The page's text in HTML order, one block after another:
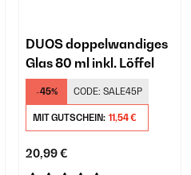
DUOS doppelwandiges
Glas 80 ml inkl. Löffel
-45% CODE: SALE45P
MIT GUTSCHEIN: 11,54 €
20,99 €